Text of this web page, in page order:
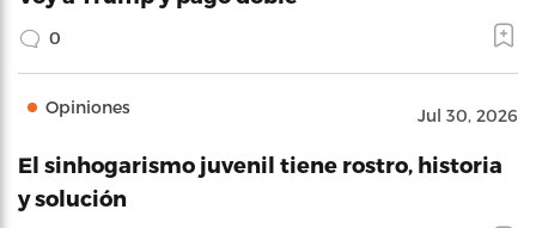
0
Opiniones Jul 30, 2026
El sinhogarismo juvenil tiene rostro, historia
y solución